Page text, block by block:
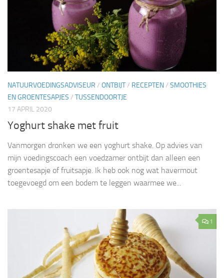
NATUURVOEDINGSADVISEUR / ONTBIJT/ RECEPTEN/ SMOOTHIES
EN GROENTESAPJES / TUSSENDOORTJE
17 APRIL 2020
Yoghurt shake met fruit
Vanmorgen dronken we een yoghurt shake. Op advies van
mijn voedingscoach een voedzamer ontbijt dan alleen een
groentesapje of fruitsapje. Ik heb ook nog wat havermout
toegevoegd om een bodem te leggen waarmee we...
1